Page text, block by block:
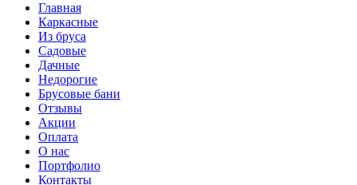
Главная
Каркасные
Из бруса
Садовые
Дачные
Недорогие
Брусовые бани
Отзывы
Акции
Оплата
О нас
Портфолио
Контакты